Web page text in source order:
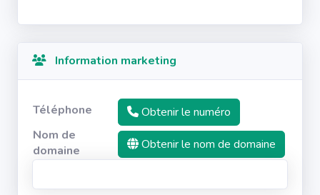
Information marketing
Téléphone
Obtenir le numéro
Nom de
domaine
Obtenir le nom de domaine